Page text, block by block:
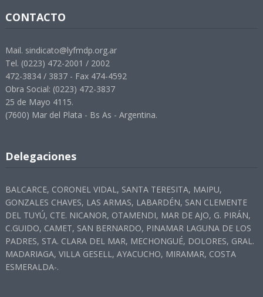
CONTACTO
Mail. sindicato@lyfmdp.org.ar
Tel. (0223) 472-2001 / 2002
472-3834 / 3837 - Fax 474-4592
Obra Social: (0223) 472-3837
25 de Mayo 4115.
(7600) Mar del Plata - Bs As - Argentina.
Delegaciones
BALCARCE, CORONEL VIDAL, SANTA TERESITA, MAIPU,
GONZALES CHAVES, LAS ARMAS, LABARDÉN, SAN CLEMENTE
DEL TUYÚ, CTE. NICANOR, OTAMENDI, MAR DE AJO, G. PIRÁN,
C.GUIDO, CAMET, SAN BERNARDO, PINAMAR LAGUNA DE LOS
PADRES, STA. CLARA DEL MAR, MECHONGUÉ, DOLORES, GRAL.
MADARIAGA, VILLA GESELL, AYACUCHO, MIRAMAR, COSTA
ESMERALDA-.